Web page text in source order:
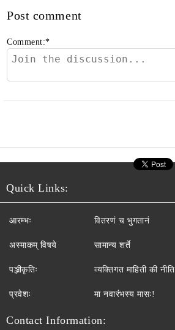
Post comment
Comment:*
Quick Links:
आरम्भः
अस्माकम् विषये
पञ्जीकृतिः
प्रवेशः
वितरणं च भुगतानं
सामान्य शर्ते
व्यक्तिगत माहिती की नीति
मा नवारंभस्य मासः!
Contact Information: